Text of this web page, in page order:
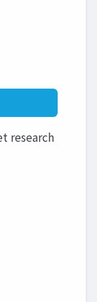
research